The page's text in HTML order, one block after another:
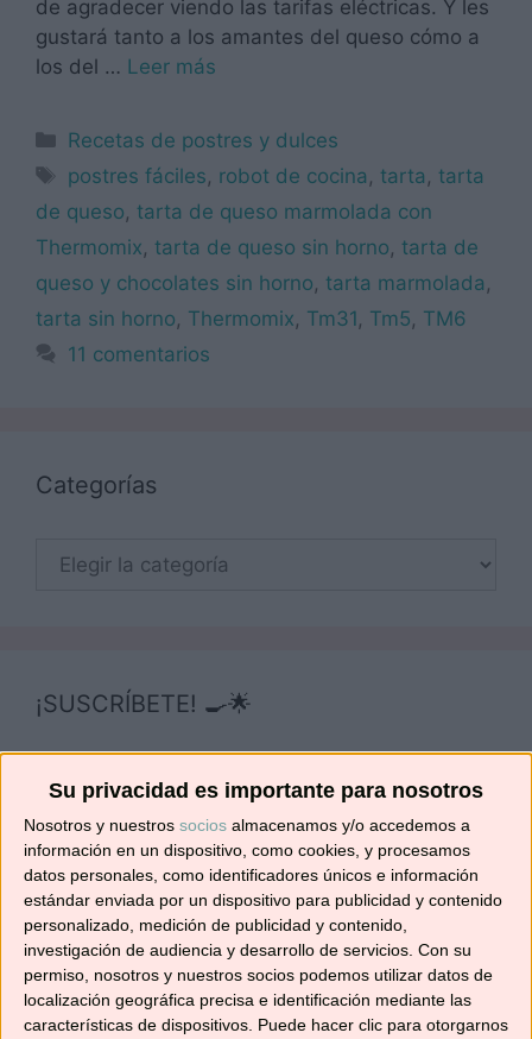
Su privacidad es importante para nosotros
Nosotros y nuestros socios almacenamos y/o accedemos a
información en un dispositivo, como cookies, y procesamos
datos personales, como identificadores únicos e información
estándar enviada por un dispositivo para publicidad y contenido
personalizado, medición de publicidad y contenido,
investigación de audiencia y desarrollo de servicios. Con su
permiso, nosotros y nuestros socios podemos utilizar datos de
localización geográfica precisa e identificación mediante las
características de dispositivos. Puede hacer clic para otorgarnos
de agradecer viendo las tarifas eléctricas. Y les
gustará tanto a los amantes del queso cómo a
los del … Leer más
Categorías
Recetas de postres y dulces
Etiquetas
postres fáciles, robot de cocina ,tarta ,tarta
de queso, tarta de queso marmolada con
Thermomix, tarta de queso sin horno, tarta de
queso y chocolates sin horno, tarta marmolada ,
tarta sin horno, Thermomix, Tm31, Tm5, TM6
11 comentarios
Categorías
Categorías
¡SUSCRÍBETE! 🍳🌟
en tu correo.
¡No te pierdas ninguna! 👩‍🍳👨‍🍳
Dirección
de
correo
electrónico
Suscribir